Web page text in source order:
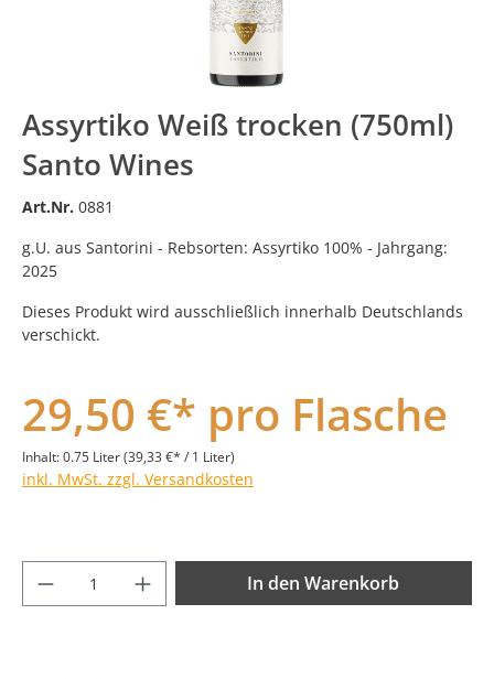
Assyrtiko Weiß trocken (750ml)
Santo Wines
Art.Nr. 0881
g.U. aus Santorini - Rebsorten: Assyrtiko 100% - Jahrgang:
2025
Dieses Produkt wird ausschließlich innerhalb Deutschlands
verschickt.
29,50 €* pro Flasche
Inhalt:0.75 Liter(39,33 €* / 1 Liter)
inkl. MwSt. zzgl. Versandkosten
Produkt Anzahl: Gib den gewünschten
In den Warenkorb